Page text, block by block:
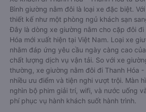
Bình giường nằm đôi là loại xe đặc biệt.
thiết kế như một phòng ngủ khách sạn
Đây là dòng xe giường nằm cho cặp đôi đi
Hóa mới xuất hiện tại Việt Nam. Loại xe
nhằm đáp ứng yêu cầu ngày càng cao
chất lượng dịch vụ vận tải. So với xe
thường, xe giường nằm đôi đi Thanh Hóa -
nhiều ưu điểm và tiện nghi vượt trội. Màn
nghìn bộ phim giải trí, wifi, và nước uống
phí phục vụ hành khách suốt hành trình.